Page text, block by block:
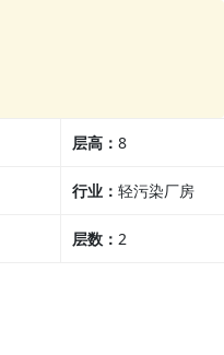
层高： 8
行业： 轻污染厂房
层数： 2